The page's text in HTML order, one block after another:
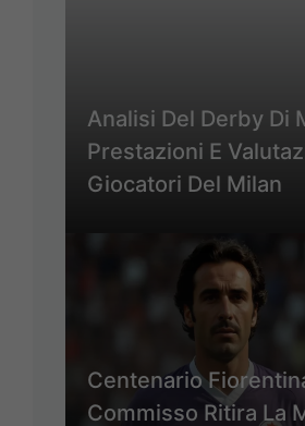
Analisi Del Derby Di
Prestazioni E
Giocatori Del Milan
Centenario
Commisso Ritira La